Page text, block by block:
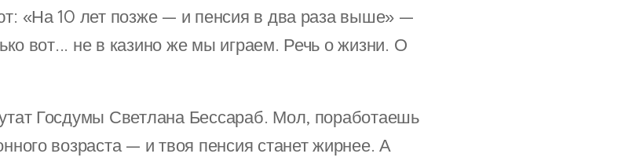
«На 10 лет позже — и пенсия в два раза выше» —
вот... не в казино же мы играем. Речь о жизни. О
Госдумы Светлана Бессараб. Мол, поработаешь
возраста — и твоя пенсия станет жирнее. А